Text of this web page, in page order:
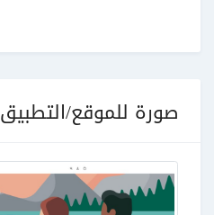
صورة للموقع/التطبيق